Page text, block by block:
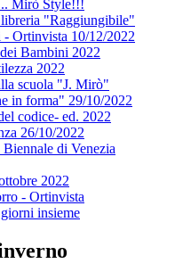
Mirò Style!!!
"Raggiungibile"
Ortinvista 10/12/2022
Bambini 2022
2022
scuola "J. Mirò"
in forma" 29/10/2022
codice- ed. 2022
26/10/2022
di Venezia
2022
- Ortinvista
insieme